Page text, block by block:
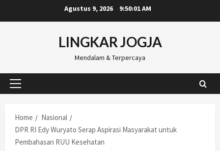
to
Agustus 9, 2026 9:50:02 AM
LINGKAR JOGJA
Mendalam & Terpercaya
Primary
Home
Nasional
DPR RI Edy Wuryato Serap Aspirasi Masyarakat untuk
Pembahasan RUU Kesehatan